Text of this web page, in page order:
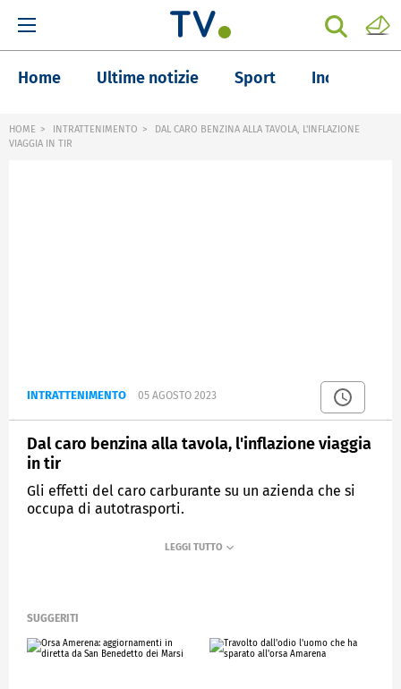
Home Ultime notizie Sport Inchieste
HOME INTRATTENIMENTO
DAL CARO BENZINA ALLA TAVOLA, L'INFLAZIONE
VIAGGIA IN TIR
INTRATTENIMENTO 05 AGOSTO 2023
Dal caro benzina alla tavola, l'inflazione viaggia
in tir
Gli effetti del caro carburante su un azienda che si
occupa di autotrasporti.
CONTROCORRENTE
SUGGERITI